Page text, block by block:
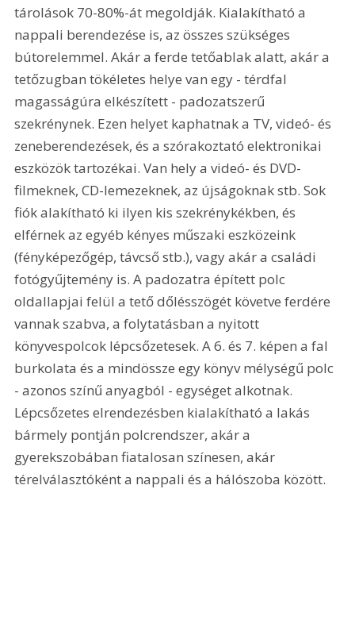
tárolások 70-80%-át megoldják. Kialakítható a
nappali berendezése is, az összes szükséges
bútorelemmel. Akár a ferde tetőablak alatt, akár a
tetőzugban tökéletes helye van egy - térdfal
magasságúra elkészített - padozatszerű
szekrénynek. Ezen helyet kaphatnak a TV, videó- és
zeneberendezések, és a szórakoztató elektronikai
eszközök tartozékai. Van hely a videó- és DVD-
filmeknek, CD-lemezeknek, az újságoknak stb. Sok
fiók alakítható ki ilyen kis szekrénykékben, és
elférnek az egyéb kényes műszaki eszközeink
(fényképezőgép, távcső stb.), vagy akár a családi
fotógyűjtemény is. A padozatra épített polc
oldallapjai felül a tető dőlésszögét követve ferdére
vannak szabva, a folytatásban a nyitott
könyvespolcok lépcsőzetesek. A 6. és 7. képen a fal
burkolata és a mindössze egy könyv mélységű polc
- azonos színű anyagból - egységet alkotnak.
Lépcsőzetes elrendezésben kialakítható a lakás
bármely pontján polcrendszer, akár a
gyerekszobában fiatalosan színesen, akár
térelválasztóként a nappali és a hálószoba között.